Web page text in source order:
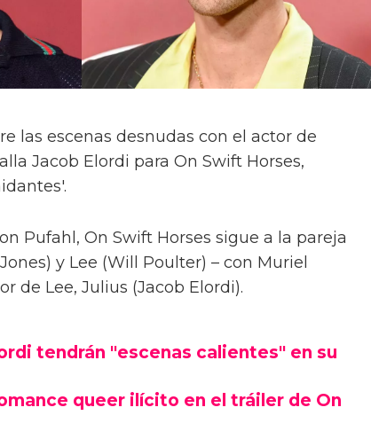
las escenas desnudas con el actor de
Jacob Elordi para On Swift Horses,
Pufahl, On Swift Horses sigue a la pareja
y Lee (Will Poulter) – con Muriel
de Lee, Julius (Jacob Elordi).
tendrán "escenas calientes" en su
queer ilícito en el tráiler de On